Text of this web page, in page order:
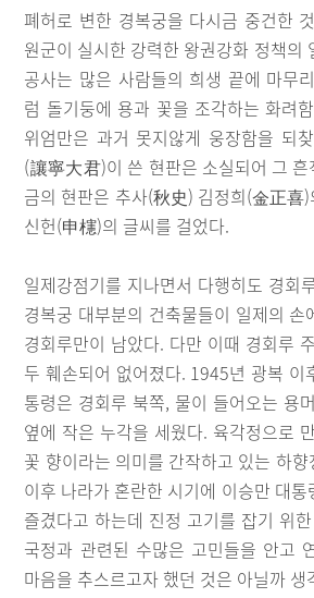
폐허로 변한 경복궁을 다시금 중건한
원군이 실시한 강력한 왕권강화 정책의
공사는 많은 사람들의 희생 끝에 마무
럼 돌기둥에 용과 꽃을 조각하는 화려
위엄만은 과거 못지않게 웅장함을 되
(讓寧大君)이 쓴 현판은 소실되어 그 흔
금의 현판은 추사(秋史) 김정희(金正喜
신헌(申櫶)의 글씨를 걸었다.
일제강점기를 지나면서 다행히도 경회
경복궁 대부분의 건축물들이 일제의 손
경회루만이 남았다. 다만 이때 경회루
두 훼손되어 없어졌다. 1945년 광복
통령은 경회루 북쪽, 물이 들어오는 용
옆에 작은 누각을 세웠다. 육각정으로
꽃 향이라는 의미를 간작하고 있는 하
이후 나라가 혼란한 시기에 이승만 대
즐겼다고 하는데 진정 고기를 잡기 위
국정과 관련된 수많은 고민들을 안고
마음을 추스르고자 했던 것은 아닐까 생